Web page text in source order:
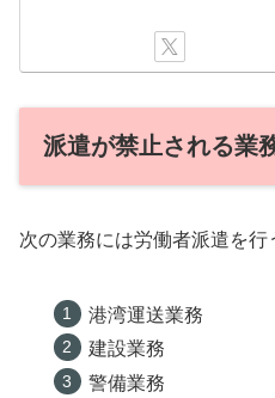
派遣が禁止される業
次の業務には労働者派遣を行
港湾運送業務
建設業務
警備業務